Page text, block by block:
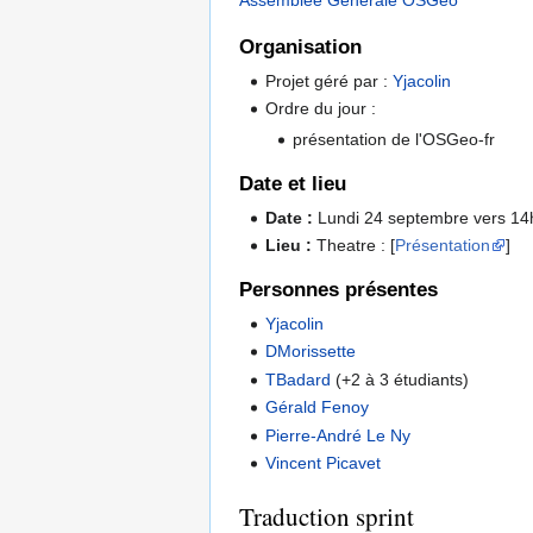
Organisation
Projet géré par :Yjacolin
Ordre du jour :
présentation de l'OSGeo-fr
Date et lieu
Date : Lundi 24 septembre vers
Lieu : Theatre : [Présentation ]
Personnes présentes
Yjacolin
DMorissette
TBadard (+2 à 3 étudiants)
Gérald Fenoy
Pierre-André Le Ny
Vincent Picavet
Traduction sprint